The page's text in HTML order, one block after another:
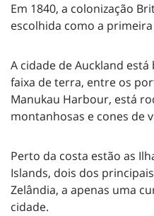
Em 1840, a colonização
escolhida como a
A cidade de Auckland
faixa de terra, entre os
Manukau Harbour, está
montanhosas e cones de
Perto da costa estão as
Islands, dois dos
Zelândia, a apenas uma
cidade.